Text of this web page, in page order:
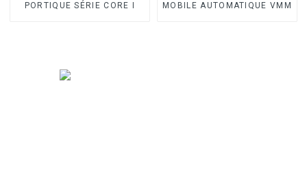
PORTIQUE SÉRIE CORE I
MOBILE AUTOMATIQUE VMM